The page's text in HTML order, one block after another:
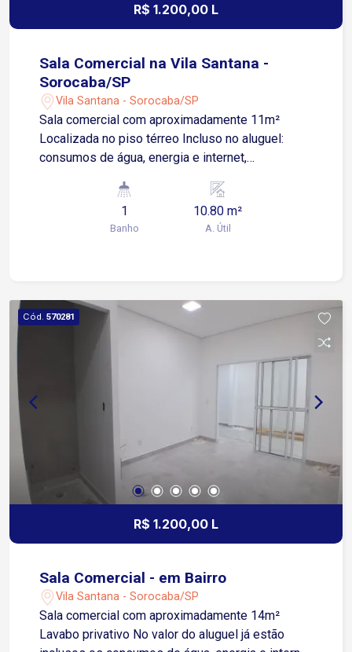
R$ 1.200,00 L
Sala Comercial na Vila Santana -
Sorocaba/SP
Vila Santana - Sorocaba/SP
Sala comercial com aproximadamente 11m²
Localizada no piso térreo Incluso no aluguel:
consumos de água, energia e internet,
previsibilidade Ambiente novo, com acabamento
de qualidade e excelente padrão de conservação
Lavabo privativo Ar condicionado instalado Ideal
consolidada de Sorocaba Ao lado da Rua
Aparecida, com fluxo constante e ótima
Dom Aguirre e da Avenida José Joaquim de
acesso à Rodovia Castelinho, facilitando
deslocamento para outras regiões da cidade e
municípios vizinhos Agende sua visita e conheça
1
Banho
10.80 m²
A. Útil
Cód. 570281
R$ 1.200,00 L
Sala Comercial - em Bairro
Vila Santana - Sorocaba/SP
Sala comercial com aproximadamente 14m²
Lavabo privativo No valor do aluguel já estão